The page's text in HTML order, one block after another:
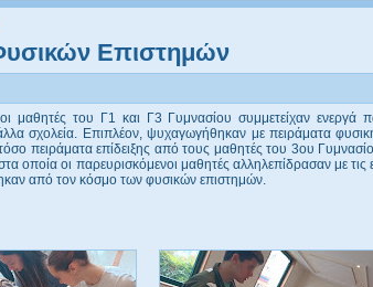
Επιστημών
μαθητές του Γ1 και Γ3 Γυμνασίου συμμετείχαν ενεργά
σχολεία. Επιπλέον, ψυχαγωγήθηκαν με πειράματα
πειράματα επίδειξης από τους μαθητές του 3ου
οποία οι παρευρισκόμενοι μαθητές αλληλεπίδρασαν με τις
από τον κόσμο των φυσικών επιστημών.